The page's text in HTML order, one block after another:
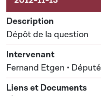
Dépôt de la question
Fernand Etgen • Député